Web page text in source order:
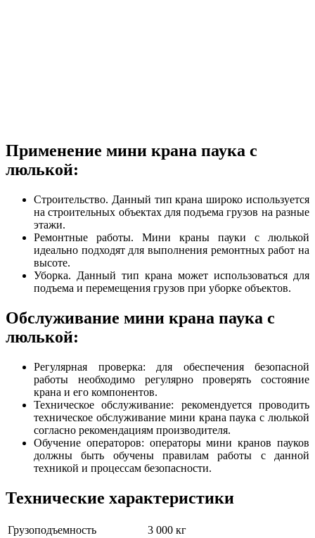
Применение мини крана паука с
люлькой:
Строительство. Данный тип крана широко используется
на строительных объектах для подъема грузов на разные
этажи.
Ремонтные работы. Мини краны пауки с люлькой
идеально подходят для выполнения ремонтных работ на
высоте.
Уборка. Данный тип крана может использоваться для
подъема и перемещения грузов при уборке объектов.
Обслуживание мини крана паука с
люлькой:
Регулярная проверка: для обеспечения безопасной
работы необходимо регулярно проверять состояние
крана и его компонентов.
Техническое обслуживание: рекомендуется проводить
техническое обслуживание мини крана паука с люлькой
согласно рекомендациям производителя.
Обучение операторов: операторы мини кранов пауков
должны быть обучены правилам работы с данной
техникой и процессам безопасности.
Технические характеристики
Грузоподъемность 3 000 кг